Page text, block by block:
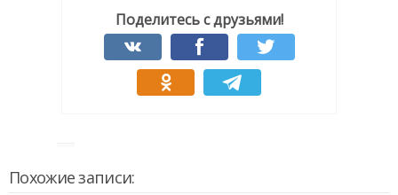
Поделитесь с друзьями!
Похожие записи: